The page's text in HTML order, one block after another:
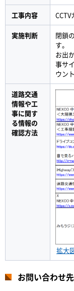
工事内容
実施判断
閉鎖
す。
お出
事サ
ウン
道路交通
情報や工
事に関す
る情報の
確認方法
拡大
お問い合わせ先